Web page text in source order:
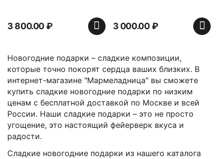
3 800.00₽ 3 000.00 ₽
Новогодние подарки – сладкие композиции,
которые точно покорят сердца ваших близких. В
интернет-магазине "Мармеладница" вы сможете
купить сладкие новогодние подарки по низким
ценам с бесплатной доставкой по Москве и всей
России. Наши сладкие подарки – это не просто
угощение, это настоящий фейерверк вкуса и
радости.
Сладкие новогодние подарки из нашего каталога